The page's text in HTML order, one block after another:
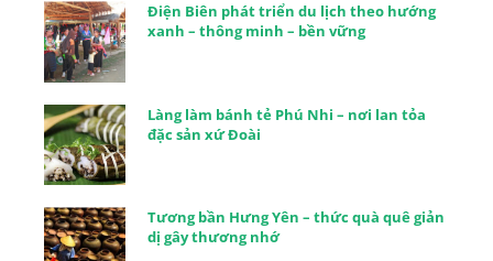
Điện Biên phát triển du lịch theo hướng
xanh – thông minh – bền vững
Làng làm bánh tẻ Phú Nhi – nơi lan tỏa
đặc sản xứ Đoài
Tương bần Hưng Yên – thức quà quê giản
dị gây thương nhớ